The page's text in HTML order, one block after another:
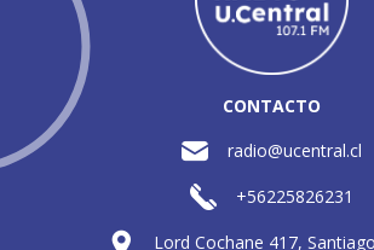
CONTACTO
radio@ucentral.cl
+56225826231
Lord Cochane 417,